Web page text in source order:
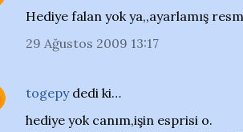
Hediye falan yok ya,,ayarlamış
29 Ağustos 2009 13:17
togepydedi ki…
hediye yok canım,işin esprisi o.